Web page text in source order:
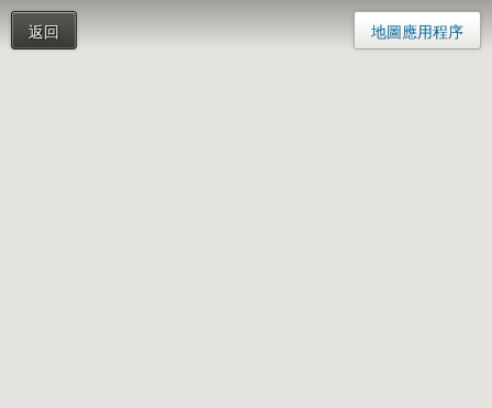
返回 地圖應用程序